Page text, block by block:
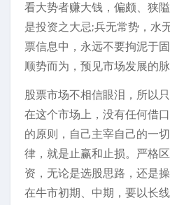
看大势者赚大钱，偏颇、狭
是投资之大忌;兵无常势，水
票信息中，永远不要拘泥于
顺势而为，预见市场发展的
股票市场不相信眼泪，所以
在这个市场上，没有任何借
的原则，自己主宰自己的一
律，就是止赢和止损。严格
资，无论是选股思路，还是
在牛市初期、中期，要以长